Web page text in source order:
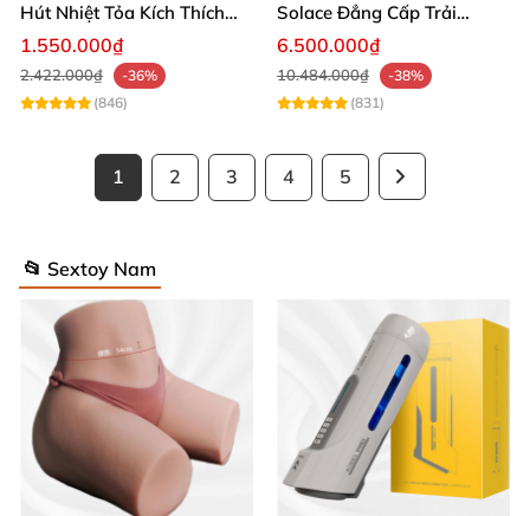
Hút Nhiệt Tỏa Kích Thích
Cao Cấp
1.550.000₫
2.422.000₫
-36%
(846)
Solace Đẳng Cấp Trải
Nghiệm Thú Vị
6.500.000₫
10.484.000₫
-38%
(831)
1 2 3 4 5
📂 Sextoy Nam